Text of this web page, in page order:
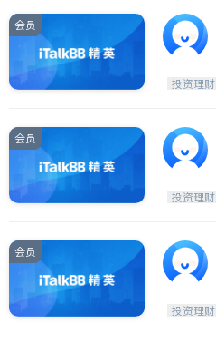
会员
投资理财
会员
投资理财
会员
投资理财